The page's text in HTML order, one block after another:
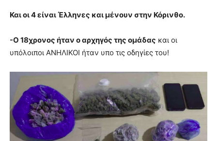
Και οι 4 είναι Έλληνες και μένουν στην Κόρινθο.
-Ο 18χρονος ήταν ο αρχηγός της ομάδας και οι
υπόλοιποι ΑΝΗΛΙΚΟΙ ήταν υπο τις οδηγίες του!